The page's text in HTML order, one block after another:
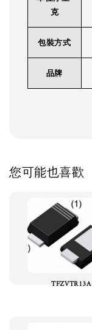
克
包裝方式
品牌
您可能也喜歡
TFZVTR13A